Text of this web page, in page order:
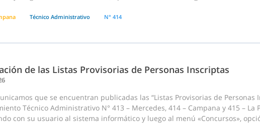
Técnico Administrativo N° 414
de las Listas Provisorias de Personas Inscriptas
que se encuentran publicadas las “Listas Provisorias de
Técnico Administrativo N° 413 – Mercedes, 414 – Campana y 415 –
con su usuario al sistema informático y luego al menú «Concursos»,